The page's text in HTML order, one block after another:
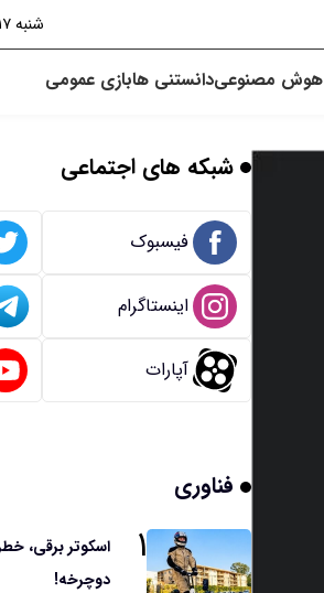
شنبه ۱۷ مرداد ۱۴۰۵
هوش مصنوعیدانستنی هابازی عمومی
شبکه های اجتماعی
فیسبوک
اینستاگرام
آپارات
فناوری
۱
اسکوتر برقی،
دوچرخه!